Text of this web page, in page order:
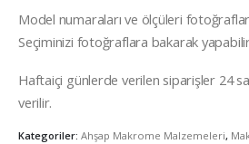
Model numaraları ve ölçüleri
Seçiminizi fotoğraflara bakarak
Haftaiçi günlerde verilen siparişler 24
verilir.
Kategoriler: Ahşap Makrome Malzemeleri,